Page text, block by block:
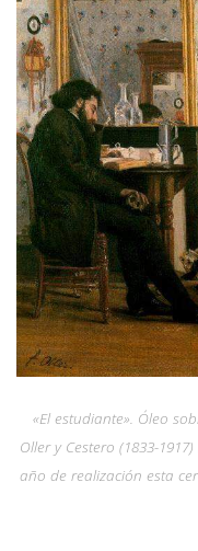
«El estudiante». Óleo
Oller y Cestero (1833-
año de realización esta